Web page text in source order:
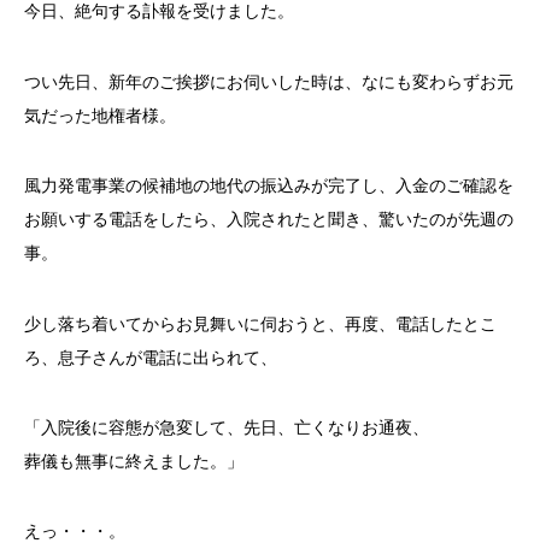
今日、絶句する訃報を受けました。
つい先日、新年のご挨拶にお伺いした時は、なにも変わらずお元
気だった地権者様。
風力発電事業の候補地の地代の振込みが完了し、入金のご確認を
お願いする電話をしたら、入院されたと聞き、驚いたのが先週の
事。
少し落ち着いてからお見舞いに伺おうと、再度、電話したとこ
ろ、息子さんが電話に出られて、
「入院後に容態が急変して、先日、亡くなりお通夜、
葬儀も無事に終えました。」
えっ・・・。